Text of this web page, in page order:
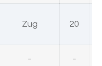
Zug 20
- -